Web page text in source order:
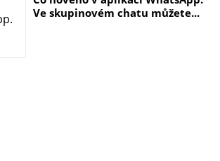
Ve skupinovém chatu můžete...